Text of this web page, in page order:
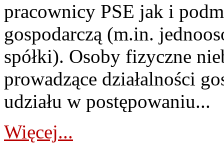
pracownicy PSE jak i
gospodarczą (m.in.
spółki). Osoby fizyczne
prowadzące działalności
udziału w postępowaniu...
Więcej...